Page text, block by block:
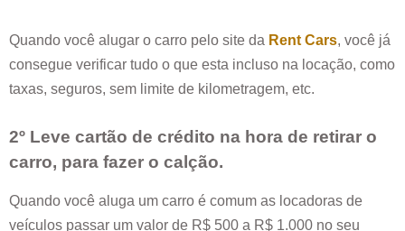
Quando você alugar o carro pelo site da Rent Cars, você já
consegue verificar tudo o que esta incluso na locação, como
taxas, seguros, sem limite de kilometragem, etc.
2º Leve cartão de crédito na hora de retirar o
carro, para fazer o calção.
Quando você aluga um carro é comum as locadoras de
veículos passar um valor de R$ 500 a R$ 1.000 no seu